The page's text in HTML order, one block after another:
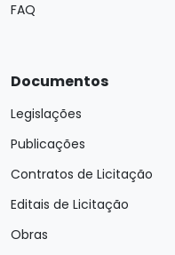
FAQ
Documentos
Legislações
Publicações
Contratos de Licitação
Editais de Licitação
Obras